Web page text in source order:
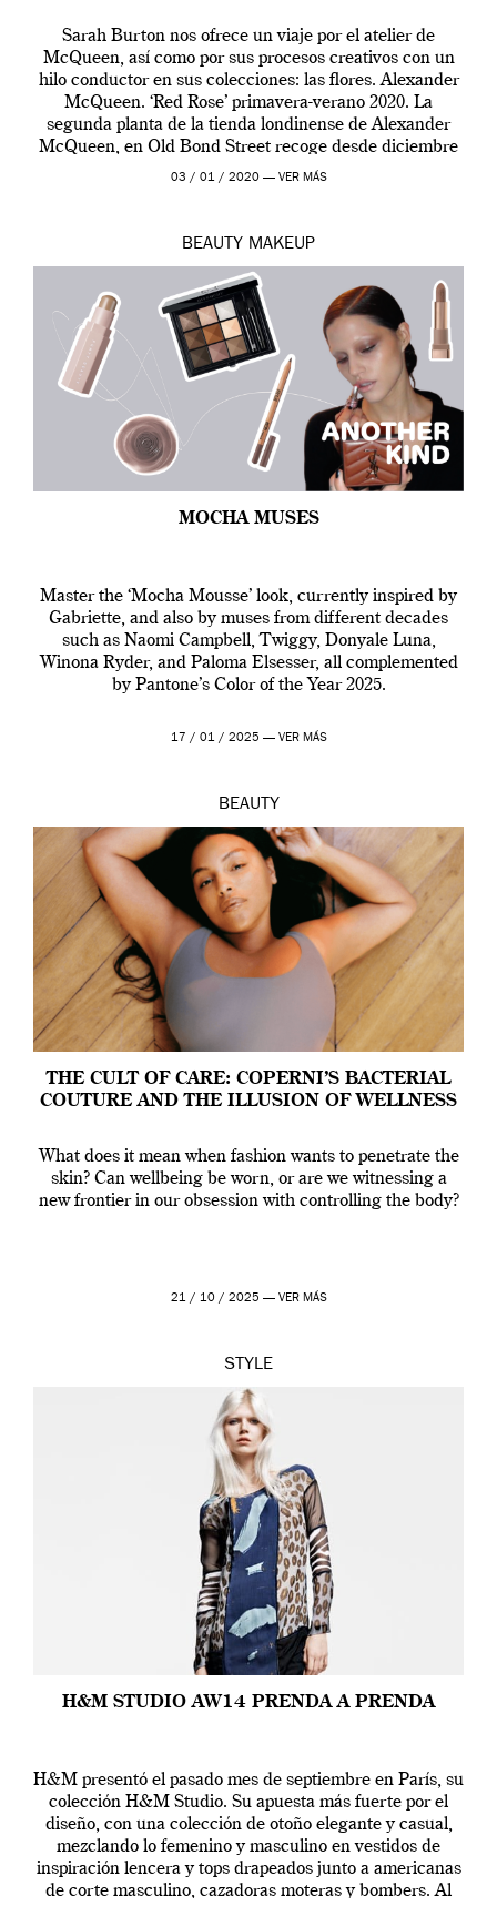
Sarah Burton nos ofrece un viaje por el atelier de
McQueen, así como por sus procesos creativos con un
hilo conductor en sus colecciones: las flores. Alexander
McQueen. ‘Red Rose’ primavera-verano 2020. La
segunda planta de la tienda londinense de Alexander
McQueen, en Old Bond Street recoge desde diciembre
de 2019 hasta final de abril […]
03 / 01 / 2020 — VER MÁS
BEAUTY MAKEUP
MOCHA MUSES
Master the ‘Mocha Mousse’ look, currently inspired by
Gabriette, and also by muses from different decades
such as Naomi Campbell, Twiggy, Donyale Luna,
Winona Ryder, and Paloma Elsesser, all complemented
by Pantone’s Color of the Year 2025.
17 / 01 / 2025 — VER MÁS
BEAUTY
THE CULT OF CARE: COPERNI’S BACTERIAL
COUTURE AND THE ILLUSION OF WELLNESS
What does it mean when fashion wants to penetrate the
skin? Can wellbeing be worn, or are we witnessing a
new frontier in our obsession with controlling the body?
21 / 10 / 2025 — VER MÁS
STYLE
H&M STUDIO AW14 PRENDA A PRENDA
H&M presentó el pasado mes de septiembre en París, su
colección H&M Studio. Su apuesta más fuerte por el
diseño, con una colección de otoño elegante y casual,
mezclando lo femenino y masculino en vestidos de
inspiración lencera y tops drapeados junto a americanas
de corte masculino, cazadoras moteras y bombers. Al